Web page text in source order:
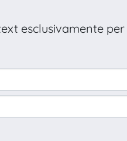
esclusivamente